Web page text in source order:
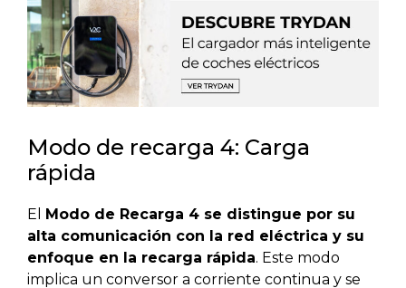
Modo de recarga 4: Carga
rápida
El Modo de Recarga 4 se distingue por su
alta comunicación con la red eléctrica y su
enfoque en la recarga rápida. Este modo
implica un conversor a corriente continua y se